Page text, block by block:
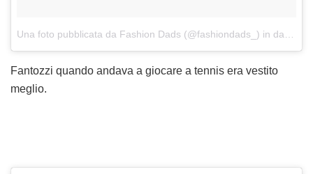
Una foto pubblicata da Fashion Dads (@fashiondads_) in data:
Fantozzi quando andava a giocare a tennis era vestito
meglio.